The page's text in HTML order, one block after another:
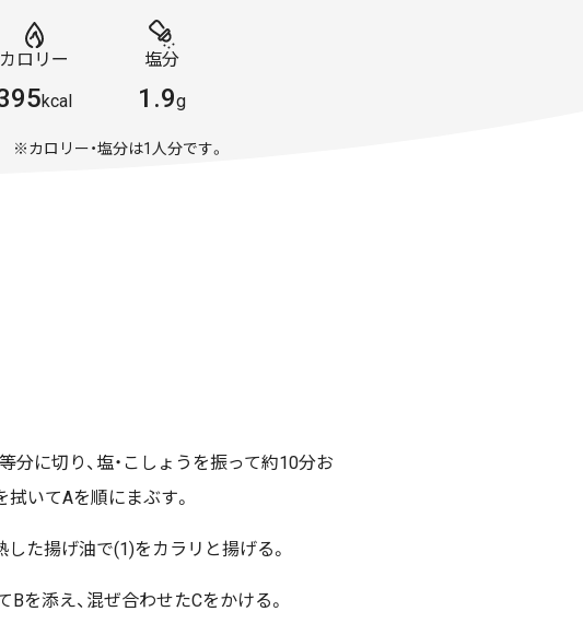
カロリー
kcal
塩分
1.9g
※カロリー・塩分は1人分です。
分に切り、塩・こしょうを振って約10分お
拭いてAを順にまぶす。
した揚げ油で(1)をカラリと揚げる。
Bを添え、混ぜ合わせたCをかける。